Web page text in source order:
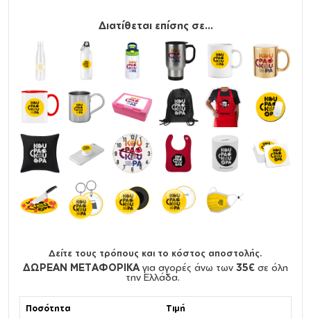
Διατίθεται επίσης σε...
Δείτε τους τρόπους και το κόστος αποστολής.
ΔΩΡΕΑΝ ΜΕΤΑΦΟΡΙΚΑ για αγορές άνω των 35€ σε όλη
την Ελλάδα.
Ποσότητα Τιμή